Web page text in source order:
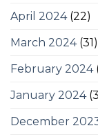
April 2024(22)
March 2024(31)
February 2024
January 2024
December